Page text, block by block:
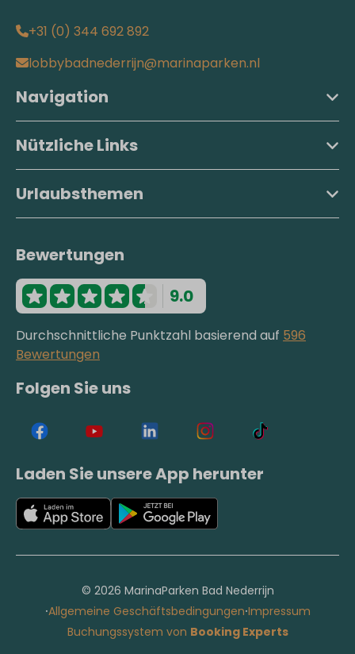
+31 (0) 344 692 892
lobbybadnederrijn@marinaparken.nl
Navigation
Nützliche Links
Urlaubsthemen
Bewertungen
9.0
Durchschnittliche Punktzahl basierend auf 596
Bewertungen
Folgen Sie uns
Laden Sie unsere App herunter
© 2026 MarinaParken Bad Nederrijn
·Allgemeine Geschäftsbedingungen·Impressum
Buchungssystem von Booking Experts